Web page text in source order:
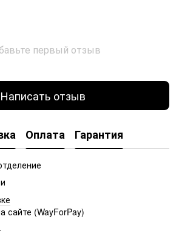
первый отзыв
Написать отзыв
Оплата Гарантия
сайте (WayForPay)